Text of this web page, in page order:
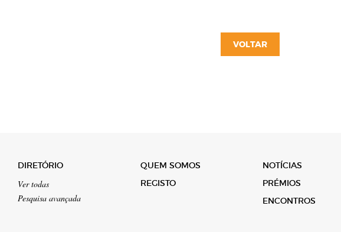
VOLTAR
DIRETÓRIO
Ver todas
Pesquisa avançada
QUEM SOMOS
REGISTO
NOTÍCIAS
PRÉMIOS
ENCONTROS